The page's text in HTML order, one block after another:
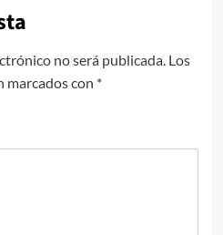
no será publicada. Los
marcados con *